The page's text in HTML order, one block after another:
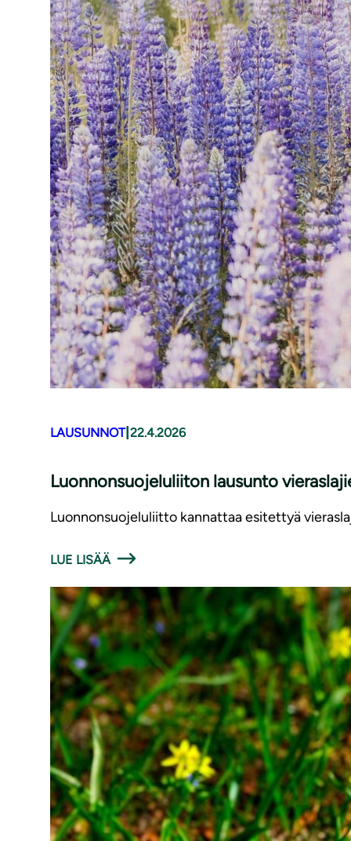
LAUSUNNOT| 22.4.2026
Luonnonsuojeluliiton lausunto
Luonnonsuojeluliitto kannattaa esitettyä
LUE LISÄÄ